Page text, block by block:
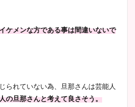
ケメンな方である事は間違いないで
られていない為、旦那さんは芸能人
の旦那さんと考えて良さそう。